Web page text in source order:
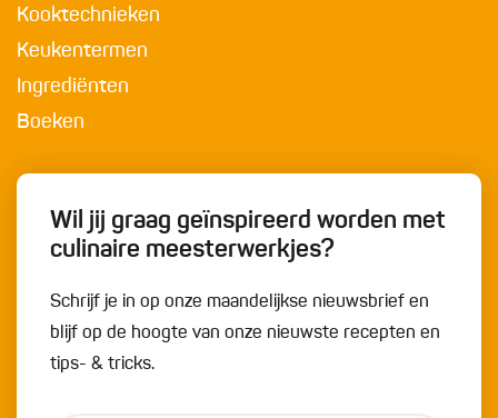
Kooktechnieken
Keukentermen
Ingrediënten
Boeken
Wil jij graag geïnspireerd worden met
culinaire meesterwerkjes?
Schrijf je in op onze maandelijkse nieuwsbrief en
blijf op de hoogte van onze nieuwste recepten en
tips- & tricks.